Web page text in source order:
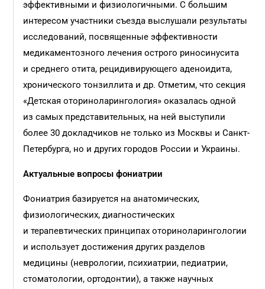
эффективными и физиологичными. С большим
интересом участники съезда выслушали результаты
исследований, посвященные эффективности
медикаментозного лечения острого риносинусита
и среднего отита, рецидивирующего аденоидита,
хронического тонзиллита и др. Отметим, что секция
«Детская оториноларингология» оказалась одной
из самых представительных, на ней выступили
более 30 докладчиков не только из Москвы и Санкт-
Петербурга, но и других городов России и Украины.
Актуальные вопросы фониатрии
Фониатрия базируется на анатомических,
физиологических, диагностических
и терапевтических принципах оториноларингологии
и использует достижения других разделов
медицины (неврологии, психиатрии, педиатрии,
стоматологии, ортодонтии), а также научных